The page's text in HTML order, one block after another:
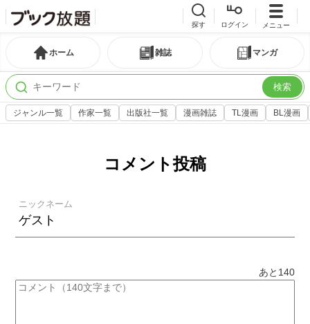
探す ログイン メニュー
ホーム 雑誌 マンガ
検索
ジャンル一覧 作家一覧 出版社一覧 漫画雑誌 TL漫画 BL漫画
コメント投稿
ニックネーム
あと 140